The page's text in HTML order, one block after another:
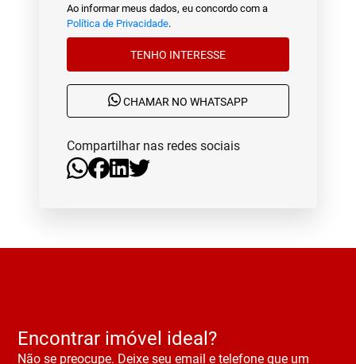
Ao informar meus dados, eu concordo com a
Política de Privacidade.
TENHO INTERESSE
CHAMAR NO WHATSAPP
Compartilhar nas redes sociais
Encontrar imóvel ideal?
Não se preocupe. Deixe seu email e telefone que um